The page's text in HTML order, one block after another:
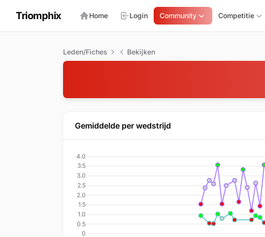
Triomphix Home Login Community Competitie
Leden/Fiches Bekijken
Gemiddelde per wedstrijd